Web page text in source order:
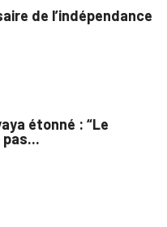
de l’indépendance
étonné : “Le
pas...